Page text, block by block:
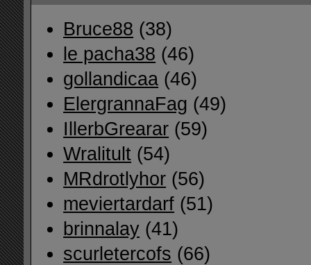
Bruce88 (38)
le pacha38 (46)
gollandicaa (46)
ElergrannaFag (49)
IllerbGrearar (59)
Wralitult (54)
MRdrotlyhor (56)
meviertardarf (51)
brinnalay (41)
scurletercofs (66)